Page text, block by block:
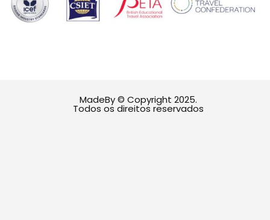
MadeBy © Copyright 2025.
Todos os direitos reservados